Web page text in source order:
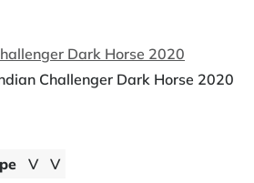
Dark Horse 2020
V
V